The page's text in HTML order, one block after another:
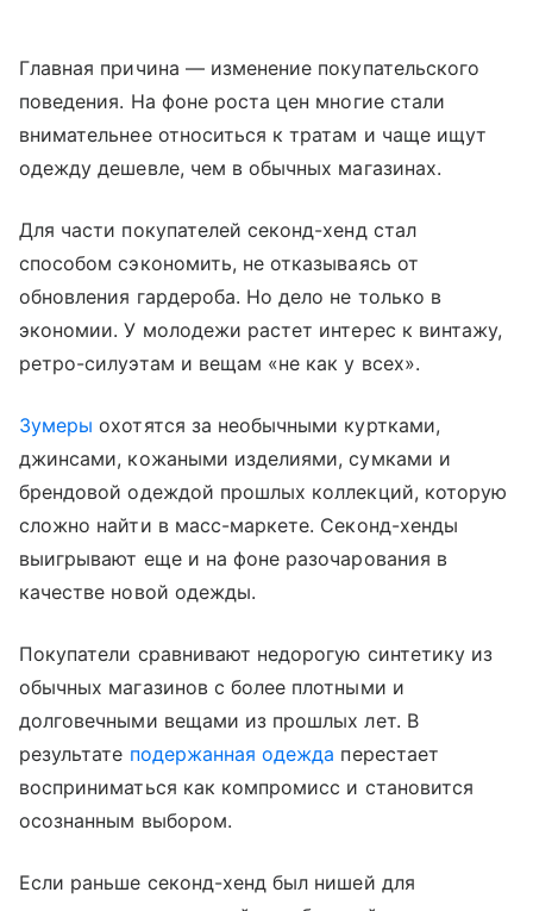
Главная причина — изменение покупательского
поведения. На фоне роста цен многие стали
внимательнее относиться к тратам и чаще ищут
одежду дешевле, чем в обычных магазинах.
Для части покупателей секонд-хенд стал
способом сэкономить, не отказываясь от
обновления гардероба. Но дело не только в
экономии. У молодежи растет интерес к винтажу,
ретро-силуэтам и вещам «не как у всех».
Зумеры охотятся за необычными куртками,
джинсами, кожаными изделиями, сумками и
брендовой одеждой прошлых коллекций, которую
сложно найти в масс-маркете. Секонд-хенды
выигрывают еще и на фоне разочарования в
качестве новой одежды.
Покупатели сравнивают недорогую синтетику из
обычных магазинов с более плотными и
долговечными вещами из прошлых лет. В
результате подержанная одежда перестает
восприниматься как компромисс и становится
осознанным выбором.
Если раньше секонд-хенд был нишей для